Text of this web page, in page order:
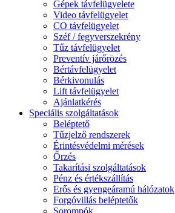
Gépek távfelügyelete
Video távfelügyelet
CO távfelügyelet
Széf / fegyverszekrény
Tűz távfelügyelet
Preventív járőrözés
Bértávfelügyelet
Bérkivonulás
Lift távfelügyelet
Ajánlatkérés
Speciális szolgáltatások
Beléptető
Tűzjelző rendszerek
Érintésvédelmi mérések
Őrzés
Takarítási szolgáltatások
Pénz és értékszállítás
Erős és gyengeáramú hálózatok
Forgóvillás beléptetők
Sorompók